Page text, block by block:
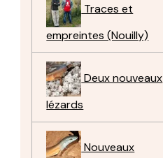
Traces et
empreintes (Nouilly)
Deux nouveaux
lézards
Nouveaux